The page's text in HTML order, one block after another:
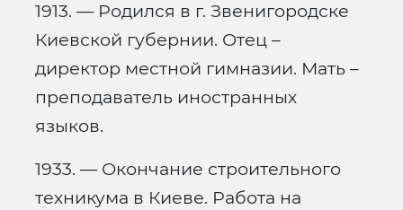
1913. — Родился в г. Звенигородске
Киевской губернии. Отец –
директор местной гимназии. Мать –
преподаватель иностранных
языков.
1933. — Окончание строительного
техникума в Киеве. Работа на